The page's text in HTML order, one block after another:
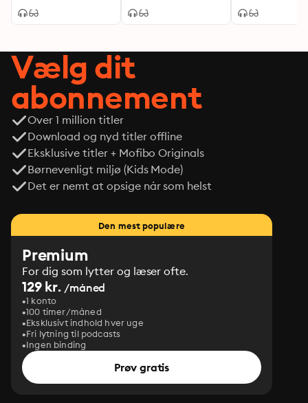
Vælg dit
abonnement
Over 1 million titler
Download og nyd titler offline
Eksklusive titler + Mofibo Originals
Børnevenligt miljø (Kids Mode)
Det er nemt at opsige når som helst
Den mest populære
Premium
For dig som lytter og læser ofte.
129 kr. /måned
1 konto
100 timer/måned
Eksklusivt indhold hver uge
Fri lytning til podcasts
Ingen binding
Prøv gratis